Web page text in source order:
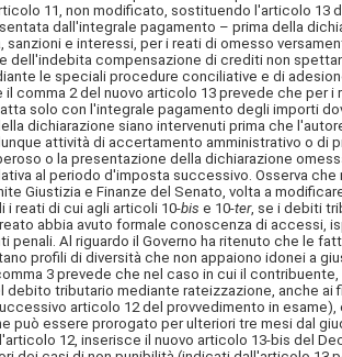
11, non modificato, sostituendo l'articolo 13
dall'integrale pagamento – prima della
sanzioni e interessi, per i reati di omesso
dell'indebita compensazione di crediti non
le speciali procedure conciliative e di
comma 2 del nuovo articolo 13 prevede che per
solo con l'integrale pagamento degli importi
dichiarazione siano intervenuti prima che
attività di accertamento amministrativo o di
o la presentazione della dichiarazione
al periodo d'imposta successivo. Osserva
Giustizia e Finanze del Senato, volta a
i reati di cui agli articoli 10-bis e 10-ter, se i debiti
abbia avuto formale conoscenza di accessi,
penali. Al riguardo il Governo ha ritenuto che le
profili di diversità che non appaiono idonei a
3 prevede che nel caso in cui il
debito tributario mediante rateizzazione, anche
articolo 12 del provvedimento in
può essere prorogato per ulteriori tre mesi dal
12, inserisce il nuovo articolo 13-bis del